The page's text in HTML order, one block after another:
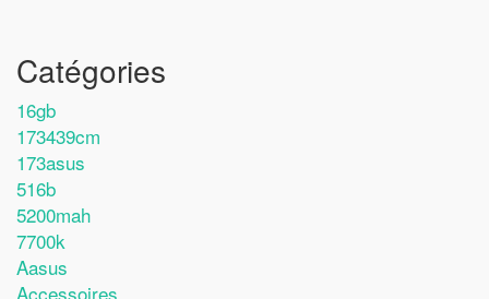
Catégories
16gb
173439cm
173asus
516b
5200mah
7700k
Aasus
Accessoires